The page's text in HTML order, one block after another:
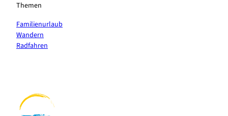
Themen
Familienurlaub
Wandern
Radfahren
b
n
t
r
t
u
b